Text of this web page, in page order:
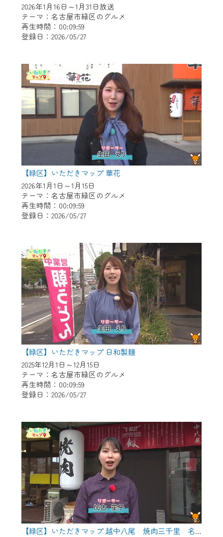
2026年1月16日～1月31日放送
テーマ：名古屋市緑区のグルメ
再生時間：00:09:59
登録日：2026/05/27
【緑区】いただきマップ 華花
2026年1月1日～1月15日
テーマ：名古屋市緑区のグルメ
再生時間：00:09:59
登録日：2026/05/27
【緑区】いただきマップ 日和製麺
2025年12月1日～12月15日
テーマ：名古屋市緑区のグルメ
再生時間：00:09:59
登録日：2026/05/27
【緑区】いただきマップ 越中八尾 焼肉三千里 名古屋店